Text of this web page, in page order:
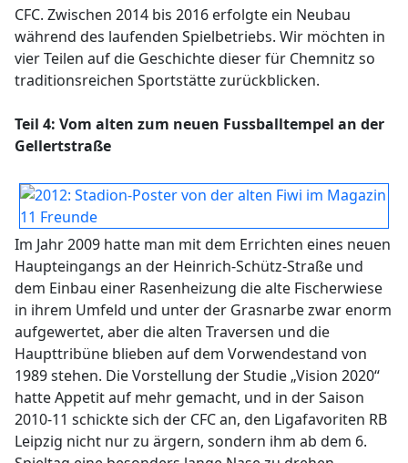
CFC. Zwischen 2014 bis 2016 erfolgte ein Neubau
während des laufenden Spielbetriebs. Wir möchten in
vier Teilen auf die Geschichte dieser für Chemnitz so
traditionsreichen Sportstätte zurückblicken.
Teil 4: Vom alten zum neuen Fussballtempel an der
Gellertstraße
Im Jahr 2009 hatte man mit dem Errichten eines neuen
Haupteingangs an der Heinrich-Schütz-Straße und
dem Einbau einer Rasenheizung die alte Fischerwiese
in ihrem Umfeld und unter der Grasnarbe zwar enorm
aufgewertet, aber die alten Traversen und die
Haupttribüne blieben auf dem Vorwendestand von
1989 stehen. Die Vorstellung der Studie „Vision 2020“
hatte Appetit auf mehr gemacht, und in der Saison
2010-11 schickte sich der CFC an, den Ligafavoriten RB
Leipzig nicht nur zu ärgern, sondern ihm ab dem 6.